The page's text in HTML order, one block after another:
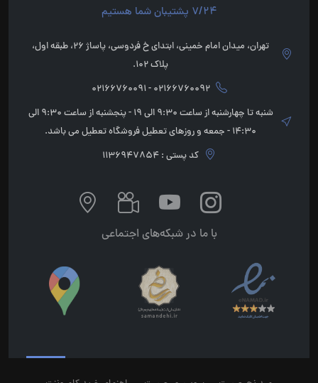
7/24 پشتیبان شما هستیم
تهران، میدان امام خمینی، ابتدای خ فردوسی، پاساژ 26، طبقه اول،
پلاک 102.
02166760092 - 02166760091
شنبه تا چهارشنبه از ساعت 9:30 الی 19 - پنجشنبه از ساعت 9:30 الی
14:30 - جمعه و روزهای تعطیل فروشگاه تعطیل می باشد.
کد پستی : 1136947854
با ما در شبکه‌های اجتماعی